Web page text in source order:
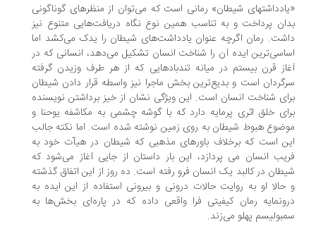
شیطان» رمانی است که می‌توان از منظرهای گوناگونی
پرداخت و به تناسب همین نوع نگاه دریافت‌هایی متنوع نیز
رمان اگرچه عنوان یادداشت‌های شیطان را یدک می‌کشد اما
ایده آن را شناخت انسان تشکیل می‌دهد، انسانی که در
قرن بیستم در میانه تند‌بادهایی که از هر طرف وزیدن گرفته
است و بدیع‌ترین بخش ماجرا نیز واسطه قرار دادن شیطان
شناخت انسان است. این ویژگی نشان از خیز برداشتن نویسنده
خلق اثری پرمایه دارد که با گوشه چشمی به مکاشفه یوحنا و
هبوط شیطان به روی زمین نوشته شده است. اما نکته جالب
است که برخلاف باورهای مذهبی که شیطان در هیآت خود به
انسان می پردازد، این بار داستان از جایی آغاز می‌شود که
در کالبد یک انسان فرو رفته است. ده روز از این اتفاق گذشته
او به روایت حالات درونی و بیرونی استفاده از این ایده به
رمان کیفیتی فرا واقعی داده که در پاره‌ای بخش‌ها به
پهلو می‌زند.